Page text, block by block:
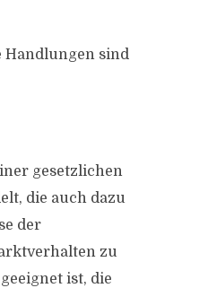
Handlungen sind
gesetzlichen
die auch dazu
der
zu
ist, die